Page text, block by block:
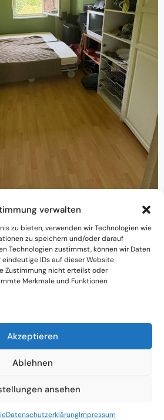
verwalten
zu bieten, verwenden wir Technologien wie
zu speichern und/oder darauf
Technologien zustimmst, können wir Daten
IDs auf dieser Website
Zustimmung nicht erteilst oder
Merkmale und Funktionen
Akzeptieren
Ablehnen
ansehen
DatenschutzerklärungImpressum
?
psychologischem
praktischem Know-how
Österreichweit
& keine
mit Ämtern ohne